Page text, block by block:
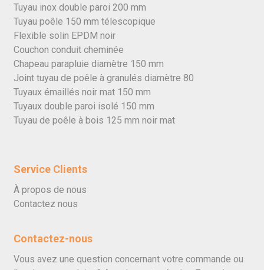
Tuyau inox double paroi 200 mm
Tuyau poêle 150 mm télescopique
Flexible solin EPDM noir
Couchon conduit cheminée
Chapeau parapluie diamètre 150 mm
Joint tuyau de poêle à granulés diamètre 80
Tuyaux émaillés noir mat 150 mm
Tuyaux double paroi isolé 150 mm
Tuyau de poêle à bois 125 mm noir mat
Service Clients
À propos de nous
Contactez nous
Contactez-nous
Vous avez une question concernant votre commande ou